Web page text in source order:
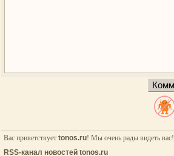
Вас приветствует tonos.ru! Мы очень рады видеть вас!
RSS-канал новостей tonos.ru